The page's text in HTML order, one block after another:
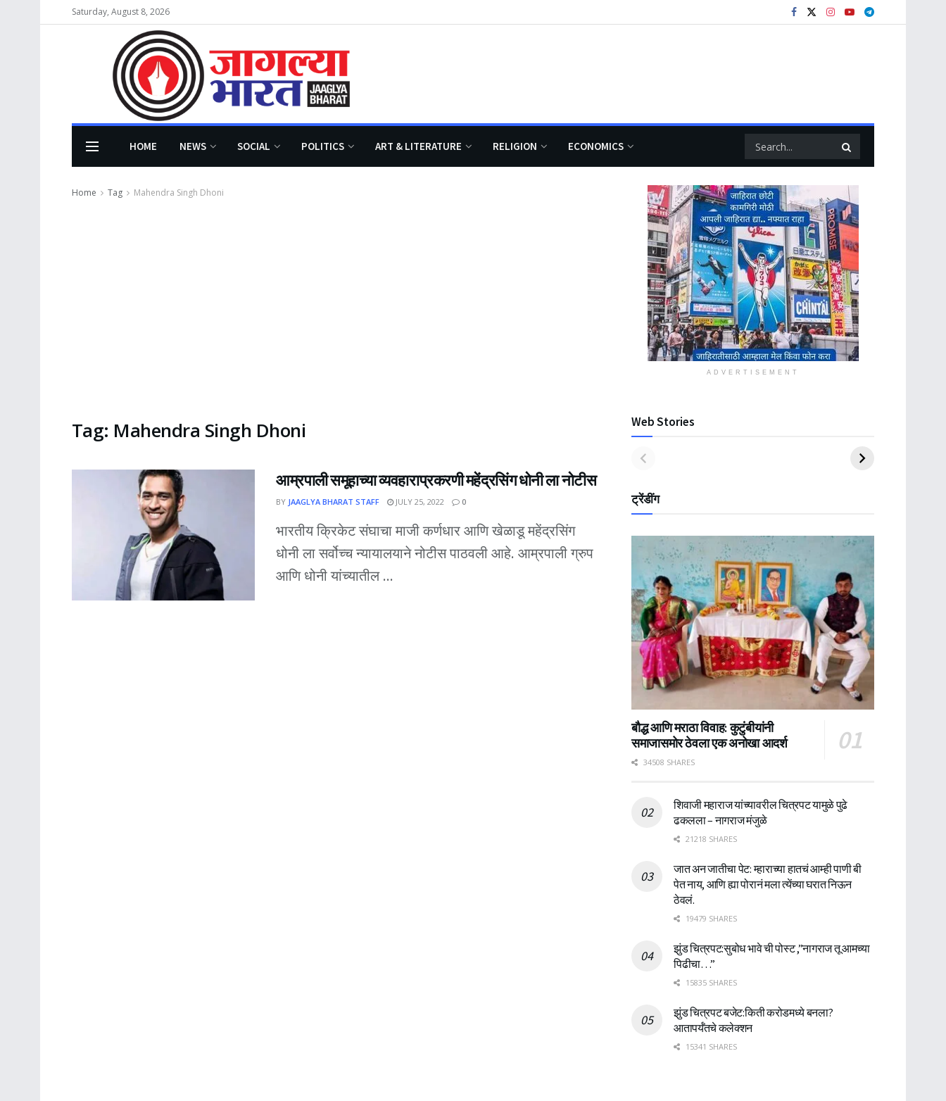
Saturday, August 8, 2026
HOME NEWS SOCIAL POLITICS ART & LITERATURE RELIGION ECONOMICS
Home Tag Mahendra Singh Dhoni
Tag: Mahendra Singh Dhoni
आम्रपाली समूहाच्या व्यवहाराप्रकरणी महेंद्रसिंग धोनी ला नोटीस
BY JAAGLYA BHARAT STAFF JULY 25, 2022 0
भारतीय क्रिकेट संघाचा माजी कर्णधार आणि खेळाडू महेंद्रसिंग
धोनी ला सर्वोच्च न्यायालयाने नोटीस पाठवली आहे. आम्रपाली ग्रुप
आणि धोनी यांच्यातील ...
ADVERTISEMENT
Web Stories
ट्रेंडींग
बौद्ध आणि मराठा विवाह: कुटुंबीयांनी
समाजासमोर ठेवला एक अनोखा आदर्श
34508 SHARES
शिवाजी महाराज यांच्यावरील चित्रपट यामुळे पुढे
ढकलला – नागराज मंजुळे
21218 SHARES
जात अन जातीचा पेट: म्हाराच्या हातचं आम्ही पाणी बी
पेत नाय, आणि ह्या पोरानं मला त्येंच्या घरात निऊन
ठेवलं.
19479 SHARES
झुंड चित्रपट:सुबोध भावे ची पोस्ट ,”नागराज तू आमच्या
पिढीचा…”
15835 SHARES
झुंड चित्रपट बजेट:किती करोडमध्ये बनला?
आतापर्यँतचे कलेक्शन
15341 SHARES